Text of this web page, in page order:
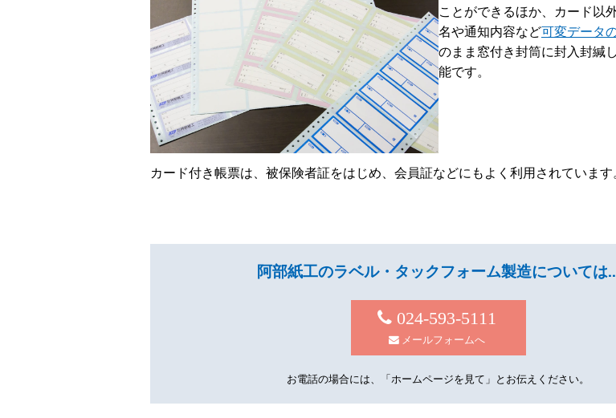
ことができるほか、カード以
名や通知内容など可変データ
のまま窓付き封筒に封入封緘
能です。
カード付き帳票は、被保険者証をはじめ、会員証などにもよく利用されています
阿部紙工のラベル・タックフォーム製造については
024-593-5111
メールフォームへ
お電話の場合には、「ホームページを見て」とお伝えください。